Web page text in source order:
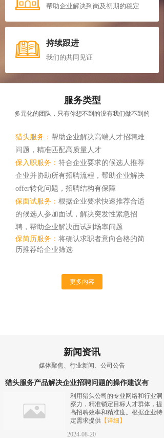
帮助企业解决到岗及初期的稳定
持续跟进
我们的共同见证
多元化的团队，只有你想不到的没有我们做不到的
服务类型
更多内容
猎头服务： 帮助企业解决高端人才招聘难
问题，精准匹配高质量人才
保入职服务： 符合企业要求的候选人推荐
企业并协助所有招聘流程，帮助企业解决
offer转化问题，招聘结构有保障
保面试服务： 根据企业要求快速推荐合适
的候选人参加面试，解决突发性紧急招
聘，帮助企业解决面试到场率问题
保简历服务： 将确认求职者意向合格的简
历推荐给企业筛选
猎头服务产品解决企业招聘问题的操作建议有
利用猎头公司的专业网络和行业洞
察力，精准锁定目标人才群体，提
高招聘效率和精准度。根据企业特
定需求提供 【详细】
2024-08-20
新闻资讯
媒体聚焦、行业新闻、公司公告